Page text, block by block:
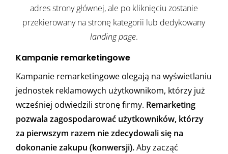
adres strony głównej, ale po kliknięciu zostanie
przekierowany na stronę kategorii lub dedykowany
landing page.
Kampanie remarketingowe
Kampanie remarketingowe olegają na wyświetlaniu
jednostek reklamowych użytkownikom, którzy już
wcześniej odwiedzili stronę firmy. Remarketing
pozwala zagospodarować użytkowników, którzy
za pierwszym razem nie zdecydowali się na
dokonanie zakupu (konwersji).Aby zacząć